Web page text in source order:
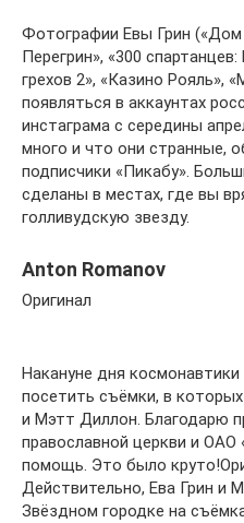
Фотографии Евы Грин
Перегрин», «300
грехов 2», «Казино Рояль»,
появляться в аккаунтах
инстаграма с середины
много и что они странные,
подписчики «Пикабу».
сделаны в местах, где вы
голливудскую звезду.
Anton Romanov
Оригинал
Накануне дня космонавтики
посетить съёмки, в
и Мэтт Диллон. Благодарю
православной церкви и ОАО
помощь. Это было
Действительно, Ева Грин и
Звёздном городке на